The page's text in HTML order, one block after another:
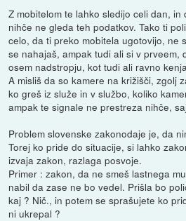
Z mobitelom te lahko sledijo celi dan, in
nihče ne gleda teh podatkov. Tako ti
celo, da ti preko mobitela ugotovijo, ne
se nahajaš, ampak tudi ali si v prveem,
osem nadstropju, kot tudi ali ravno
A misliš da so kamere na križišči, zgolj
ko greš iz služe in v službo, koliko
ampak te signale ne prestreza nihče,
Problem slovenske zakonodaje je, da
Torej ko pride do situacije, si lahko
izvaja zakon, razlaga posvoje.
Primer : zakon, da ne smeš lastnega
nabil da zase ne bo vedel. Prišla bo
kaj ? Nič., in potem se sprašujete ko
ni ukrepal ?